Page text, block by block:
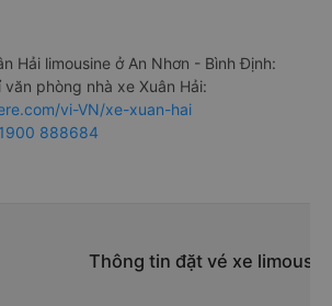
Hải limousine ở An Nhơn - Bình Định:
văn phòng nhà xe Xuân Hải:
vi-VN/xe-xuan-hai
1900 888684
Thông tin đặt vé xe